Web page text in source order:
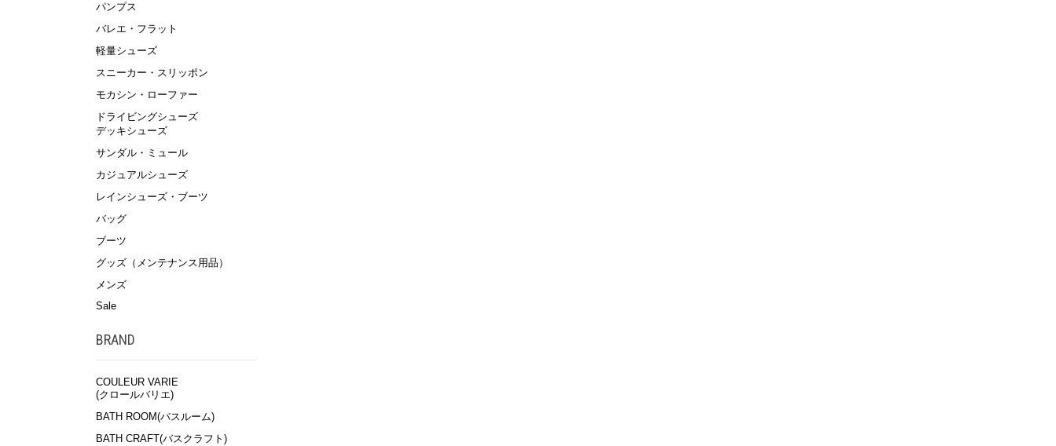
パンプス
バレエ・フラット
軽量シューズ
スニーカー・スリッポン
モカシン・ローファー
ドライビングシューズ
デッキシューズ
サンダル・ミュール
カジュアルシューズ
レインシューズ・ブーツ
バッグ
ブーツ
グッズ（メンテナンス用品）
メンズ
Sale
BRAND
COULEUR VARIE
(クロールバリエ)
BATH ROOM(バスルーム)
BATH CRAFT(バスクラフト)